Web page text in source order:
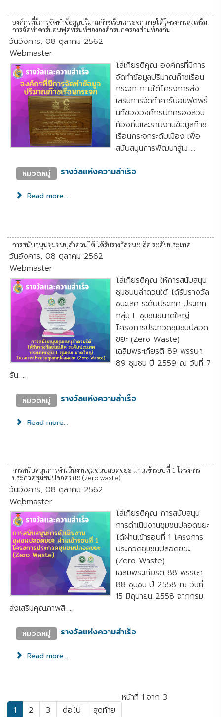
องค์กรที่มีการจัดทำข้อมูลปริมาณก๊าซเรือนกระจก ภายใต้โครงการส่งเสริม
การจัดทำคาร์บอนฟุตพริ้นท์ขององค์กรปกครองส่วนท้องถิ่น
วันอังคาร, 08 ตุลาคม 2562
Webmaster
โล่เกียรติคุณ องค์กรที่มีการ
จัดทำข้อมูลปริมาณก๊าซเรือน
กระจก ภายใต้โครงการส่ง
เสริมการจัดทำคาร์บอนฟุตพริ้
นท์ขององค์กรปกครองส่วน
ท้องถิ่นและรายงานข้อมูลก๊าซ
เรือนกระจกระดับเมือง เพื่อ
สนับสนุนการพัฒนาสู่เม ...
หมวดหมู่ รางวัลแห่งความสำเร็จ
Read more...
การสนับสนุนชุมชนบุลำดวนใต้ ได้รับรางวัลชนะเลิศ ระดับประเทศ
วันอังคาร, 08 ตุลาคม 2562
Webmaster
โล่เกียรติคุณ ให้การสนับสนุน
ชุมชนบุลำดวนใต้ ได้รับรางวัล
ชนะเลิศ ระดับประเทศ ประเภท
กลุ่ม L ชุมชนขนาดใหญ่
โครงการประกวดชุมชนปลอด
ขยะ (Zero Waste)
เฉลิมพระเกียรติ 89 พรรษา
89 ชุมชน ปี 2559 ณ วันที่ 7
ธัน ...
หมวดหมู่ รางวัลแห่งความสำเร็จ
Read more...
การสนับสนุนการดำเนินงานชุมชนปลอดขยะ ผ่านเข้ารอบที่ 1 โครงการ
ประกวดชุมชนปลอดขยะ (zero waste)
วันอังคาร, 08 ตุลาคม 2562
Webmaster
โล่เกียรติคุณ การสนับสนุน
การดำเนินงานชุมชนปลอดขยะ
ได้ผ่านเข้ารอบที่ 1 โครงการ
ประกวดชุมชนปลอดขยะ
(Zero Waste)
เฉลิมพระเกียรติ 88 พรรษา
88 ชุมชน ปี 2558 ณ วันที่
15 มิถุนายน 2558 จากกรม
ส่งเสริมคุณภาพสิ ...
หมวดหมู่ รางวัลแห่งความสำเร็จ
Read more...
หน้าที่ 1 จาก 3
1
2 3 ต่อไป สุดท้าย